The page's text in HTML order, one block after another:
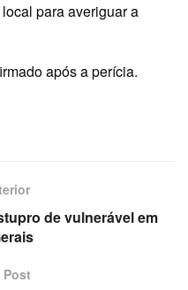
para averiguar a
após a perícia.
de vulnerável em
Post